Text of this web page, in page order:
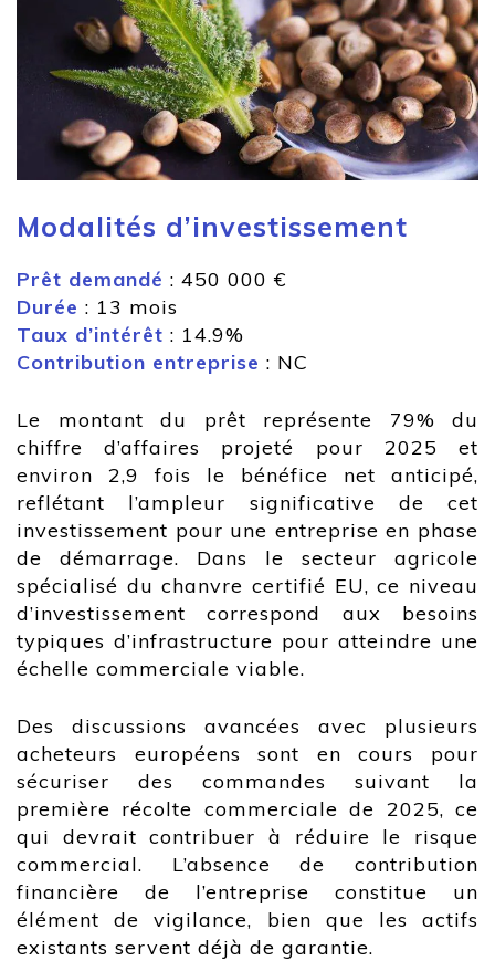
Modalités d’investissement
Prêt demandé : 450 000 €
Durée : 13 mois
Taux d’intérêt : 14.9%
Contribution entreprise : NC
Le montant du prêt représente 79% du
chiffre d’affaires projeté pour 2025 et
environ 2,9 fois le bénéfice net anticipé,
reflétant l’ampleur significative de cet
investissement pour une entreprise en phase
de démarrage. Dans le secteur agricole
spécialisé du chanvre certifié EU, ce niveau
d’investissement correspond aux besoins
typiques d’infrastructure pour atteindre une
échelle commerciale viable.
Des discussions avancées avec plusieurs
acheteurs européens sont en cours pour
sécuriser des commandes suivant la
première récolte commerciale de 2025, ce
qui devrait contribuer à réduire le risque
commercial. L’absence de contribution
financière de l’entreprise constitue un
élément de vigilance, bien que les actifs
existants servent déjà de garantie.